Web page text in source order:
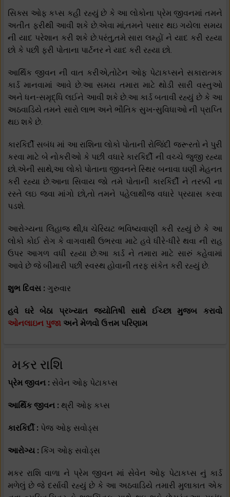
સિક્સ ઓફ કપ્સ કહી રહ્યું છે કે આ લોકોના પ્રેમ જીવનમાં તમને
અતીત ફરીથી આવી શકે છે.એવા માં,તમને પસાર થઇ ગયેલા સમય
ની યાદ પરેશાન કરી શકે છે.પરંતુ,તમે સારા લમ્હોં ને યાદ કરી રહ્યા
છો કે પછી ફરી પોતાના પાર્ટનર ને યાદ કરી રહ્યા છો.
આર્થિક જીવન ની વાત કરીએ,તોટેન ઓફ પેટાકપ્સને સકારાત્મક
કાર્ડ માનવામાં આવે છે.આ સમય તમારા માટે થોડી સારી વસ્તુઓ
અને ધન-સમૃદ્ધિ લઈને આવી શકે છે.આ કાર્ડ બતાવી રહ્યું છે કે આ
અઠવાડિયે તમને સારો લાભ અને ભૌતિક સુખ-સુવિધાઓ ની પ્રાપ્તિ
થઇ શકે છે.
કારકિર્દી સબંધ માં આ રાશિના લોકો પોતાની રોજિંદી જરૂરતો ને પુરી
કરવા માટે બે નોકરીઓ કે પછી વધારે કારકિર્દી ની વચ્ચે જુજી રહ્યા
છો.એની સાથે,આ લોકો પોતાના જીવનને સ્થિર બનાવા ઘણી મેહનત
કરી રહ્યા છે.આના સિવાય જો તમે પોતાની કારકિર્દી ને તરક્કી ના
રસ્તે લઇ જવા માંગો છો,તો તમને પહેલાથીજ વધારે પ્રયાસ કરવા
પડશે.
આરોગ્યના લિહાજ થી,ધ ચેરિયટ ભવિષ્યવાણી કરી રહ્યું છે કે આ
લોકો કોઈ રોગ કે વાગવાથી ઉભરવા માટે હવે ધીરે-ધીરે થવા ની રાહ
ઉપર આગળ વધી રહ્યા છે.આ કાર્ડ ને તમારા માટે સારું કહેવામાં
આવે છે જે બીમારી પછી સ્વસ્થ હોવાની તરફ સંકેત કરી રહ્યું છે.
શુભ દિવસ : ગુરુવાર
હવે ઘરે બેઠા પ્રખ્યાત જ્યોતિષી સાથે ઈચ્છા મુજબ કરાવો
ઓનલાઇન પુજા અને મેળવો ઉત્તમ પરિણામ
મકર રાશિ
પ્રેમ જીવન : સેવેન ઓફ પેટાકપ્સ
આર્થિક જીવન : થ્રી ઓફ કપ્સ
કારકિર્દી : પેજ ઓફ સવોડ્સ
આરોગ્ય : કિંગ ઓફ સવોડ્સ
મકર રાશિ વાળા ને પ્રેમ જીવન માં સેવેન ઓફ પેટાકપ્સ નું કાર્ડ
મળેલું છે જે દર્સાવી રહ્યું છે કે આ અઠવાડિયે તમારી મુલાકાત એક